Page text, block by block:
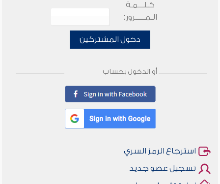
كـلـــمـة
الـمـــــرور:
دخول المشتركين
أو الدخول بحساب
استرجاع الرمز السري
تسجيل عضو جديد